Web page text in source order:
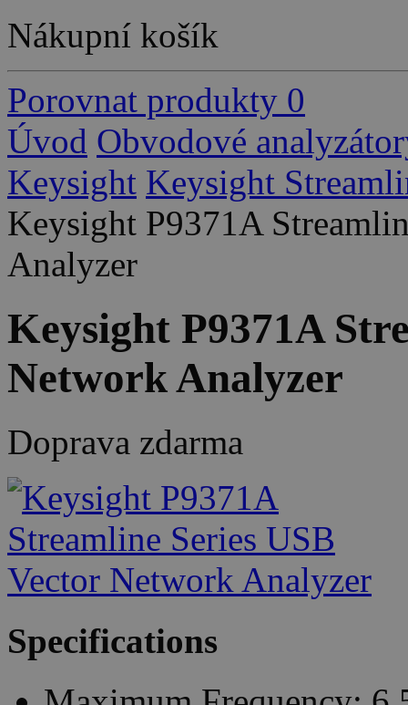
Nákupní košík
Porovnat produkty 0
Úvod Obvodové
Keysight Keysight
Keysight P9371A
Analyzer
Keysight P9371A
Network Analyzer
Doprava zdarma
Specifications